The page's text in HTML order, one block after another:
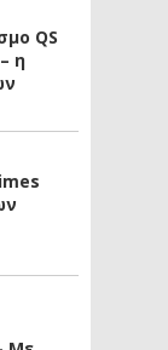
QS
η